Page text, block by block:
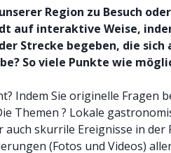
Region zu Besuch
auf interaktive Weise,
Strecke begeben, die
So viele Punkte wie
Indem Sie originelle Fragen
Themen ? Lokale
auch skurrile Ereignisse in der
(Fotos und Videos)